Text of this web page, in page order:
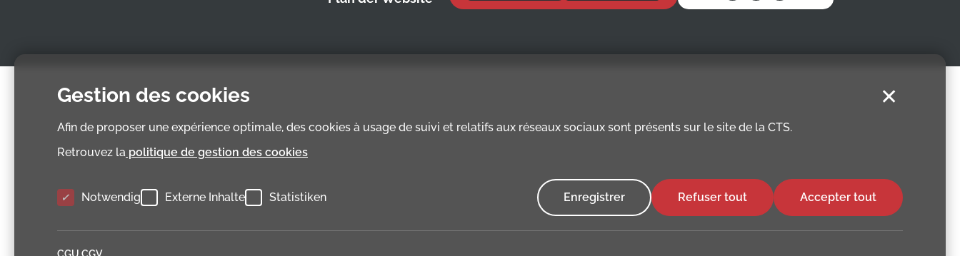
Gestion des cookies
Afin de proposer une expérience optimale, des cookies à usage de suivi et relatifs aux réseaux sociaux sont présents sur le site de la CTS.
Retrouvez la politique de gestion des cookies
Notwendig Externe Inhalte Statistiken Enregistrer Refuser tout Accepter tout
✕